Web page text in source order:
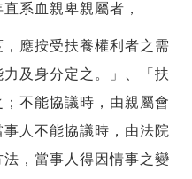
系血親卑親屬者，
應按受扶養權利者之需
及身分定之。」、「扶
不能協議時，由親屬會
人不能協議時，由法院
，當事人得因情事之變